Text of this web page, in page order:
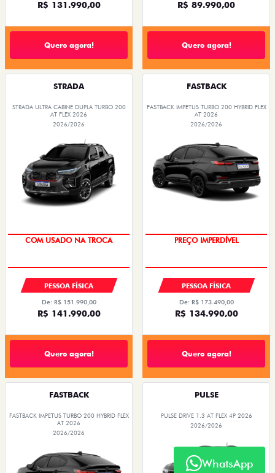
R$ 131.990,00
Quero agora!
R$ 89.990,00
Quero agora!
STRADA
STRADA ULTRA CABINE DUPLA TURBO 200
AT FLEX 2026
2026/2026
PESSOA FÍSICA
De: R$ 151.990,00
R$ 141.990,00
Quero agora!
FASTBACK
FASTBACK IMPETUS TURBO 200 HYBRID FLEX
AT 2026
2026/2026
PESSOA FÍSICA
De: R$ 173.490,00
R$ 134.990,00
Quero agora!
FASTBACK
FASTBACK IMPETUS TURBO 200 HYBRID FLEX
AT 2026
2026/2026
PULSE
PULSE DRIVE 1.3 AT FLEX 4P 2026
2026/2026
WhatsApp